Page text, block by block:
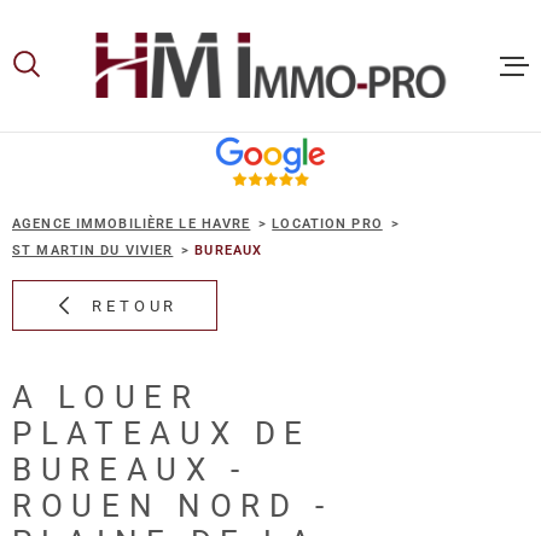
lamenu
contenu
AGENCE IMMOBILIÈRE LE HAVRE
LOCATION PRO
ST MARTIN DU VIVIER
BUREAUX
RETOUR
A LOUER
PLATEAUX DE
BUREAUX -
ROUEN NORD -